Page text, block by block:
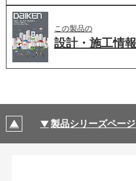
この製品の
設計・施工情
製品シリーズペー